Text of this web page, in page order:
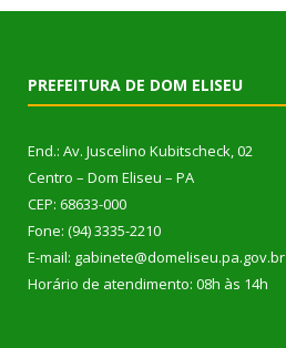
PREFEITURA DE DOM ELISEU
End.: Av. Juscelino Kubitscheck, 02
Centro – Dom Eliseu – PA
CEP: 68633-000
Fone: (94) 3335-2210
E-mail: gabinete@domeliseu.pa.gov.br
Horário de atendimento: 08h às 14h